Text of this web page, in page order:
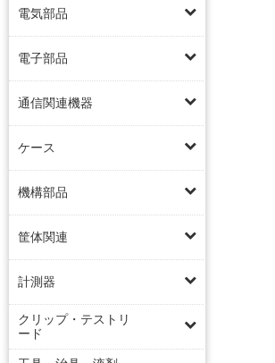
電気部品
電子部品
通信関連機器
ケース
機構部品
筐体関連
計測器
クリップ・テストリ
ード